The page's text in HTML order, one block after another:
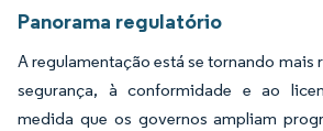
Panorama regulatório
A regulamentação está se tornando mais
segurança, à conformidade e ao
medida que os governos ampliam